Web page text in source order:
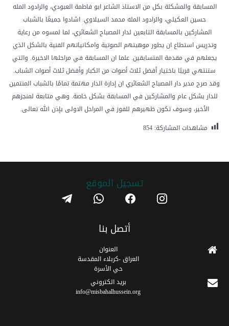
المسابقة والمشكلة بكل من الاستاذ الشاعر ابو فاطمة العبودي، والرادود المله
حسين العكيلي، والرادود المله محمد السيلاوي. اشادوا جميعًا بالشباب
المشاركين بالمسابقة التابعين لدار المصباح الشعائري، لما لمسوه من رعاية
وتدريس استطاع ان يطور موهبتهم الصوتية وامكانياتهم الفنية بالشكل الذي
يجعلهم في مقدمة المتسابقين. علما ان المسابقة في مراحلها الاخيرة. والتي
ستنتهي قريبًا باختيار أفضل ثلاث أصوات من الكبار وأفضل ثلاث أصوات الشباب.
وقد صرح مدير دار المصباح الشعائري ان إدارة الدار مهتمة تمامًا بالشباب المنتمين
للدار بشكل عام والمشاركين في المسابقة بشكل خاصة. وهي متابعة لمنجزهم
الأخير، وسوف تكون ظهيرهم للفوز في المراحل الاولى بإذن الله تعالى.
مشاهدات المشاركة: 854
تسجیل الموقع instagram
facebook
whatsapp
telegram
أتصل بنا
العنوان
العراق -كربلاء المقدسة
حي الأسرة
برید الکتروني
info@misbahalhussein.org